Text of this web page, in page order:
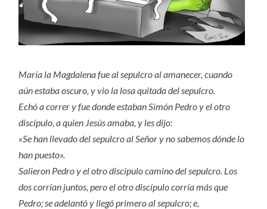
María la Magdalena fue al sepulcro al amanecer, cuando
aún estaba oscuro, y vio la losa quitada del sepulcro.
Echó a correr y fue donde estaban Simón Pedro y el otro
discípulo, a quien Jesús amaba, y les dijo:
«Se han llevado del sepulcro al Señor y no sabemos dónde lo
han puesto».
Salieron Pedro y el otro discípulo camino del sepulcro. Los
dos corrían juntos, pero el otro discípulo corría más que
Pedro; se adelantó y llegó primero al sepulcro; e,